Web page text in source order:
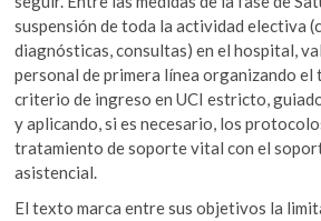
suspensión de toda la actividad electiva
diagnósticas, consultas) en el hospital,
personal de primera línea organizando el
criterio de ingreso en UCI estricto,
y aplicando, si es necesario, los
tratamiento de soporte vital con el
asistencial.
El texto marca entre sus objetivos la